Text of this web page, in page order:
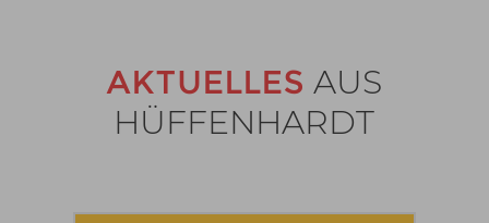
AKTUELLES AUS
HÜFFENHARDT